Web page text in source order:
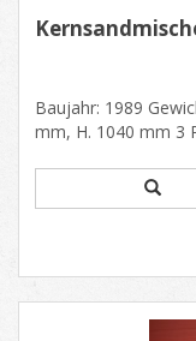
Baujahr: 1989
mm, H. 1040 mm 3